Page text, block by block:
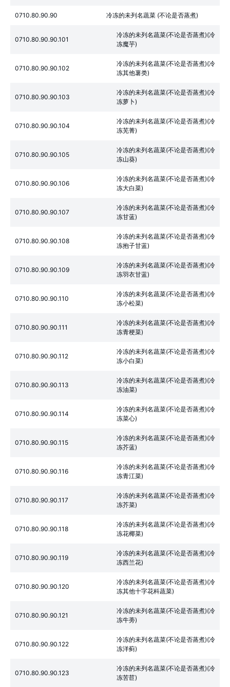
0710.80.90.90 冷冻的未列名蔬菜 (不论是否蒸煮)
0710.80.90.90.101
冷冻的未列名蔬菜(不论是否蒸煮)(冷
冻魔芋)
0710.80.90.90.102
冷冻的未列名蔬菜(不论是否蒸煮)(冷
冻其他薯类)
0710.80.90.90.103
冷冻的未列名蔬菜(不论是否蒸煮)(冷
冻萝卜)
0710.80.90.90.104
冷冻的未列名蔬菜(不论是否蒸煮)(冷
冻芜菁)
0710.80.90.90.105
冷冻的未列名蔬菜(不论是否蒸煮)(冷
冻山葵)
0710.80.90.90.106
冷冻的未列名蔬菜(不论是否蒸煮)(冷
冻大白菜)
0710.80.90.90.107
冷冻的未列名蔬菜(不论是否蒸煮)(冷
冻甘蓝)
0710.80.90.90.108
冷冻的未列名蔬菜(不论是否蒸煮)(冷
冻抱子甘蓝)
0710.80.90.90.109
冷冻的未列名蔬菜(不论是否蒸煮)(冷
冻羽衣甘蓝)
0710.80.90.90.110
冷冻的未列名蔬菜(不论是否蒸煮)(冷
冻小松菜)
0710.80.90.90.111
冷冻的未列名蔬菜(不论是否蒸煮)(冷
冻青梗菜)
0710.80.90.90.112
冷冻的未列名蔬菜(不论是否蒸煮)(冷
冻小白菜)
0710.80.90.90.113
冷冻的未列名蔬菜(不论是否蒸煮)(冷
冻油菜)
0710.80.90.90.114
冷冻的未列名蔬菜(不论是否蒸煮)(冷
冻菜心)
0710.80.90.90.115
冷冻的未列名蔬菜(不论是否蒸煮)(冷
冻芥蓝)
0710.80.90.90.116
冷冻的未列名蔬菜(不论是否蒸煮)(冷
冻青江菜)
0710.80.90.90.117
冷冻的未列名蔬菜(不论是否蒸煮)(冷
冻芥菜)
0710.80.90.90.118
冷冻的未列名蔬菜(不论是否蒸煮)(冷
冻花椰菜)
0710.80.90.90.119
冷冻的未列名蔬菜(不论是否蒸煮)(冷
冻西兰花)
0710.80.90.90.120
冷冻的未列名蔬菜(不论是否蒸煮)(冷
冻其他十字花科蔬菜)
0710.80.90.90.121
冷冻的未列名蔬菜(不论是否蒸煮)(冷
冻牛蒡)
0710.80.90.90.122
冷冻的未列名蔬菜(不论是否蒸煮)(冷
冻洋蓟)
0710.80.90.90.123
冷冻的未列名蔬菜(不论是否蒸煮)(冷
冻苦苣)